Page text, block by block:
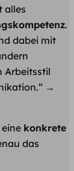
alles
.
dabei mit
Arbeitsstil
→
konkrete
das